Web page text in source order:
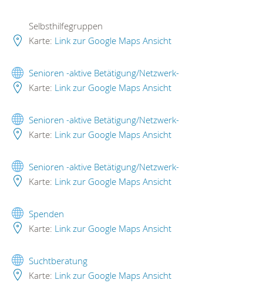
Selbsthilfegruppen
Karte: Link zur Google Maps Ansicht
Senioren -aktive Betätigung/Netzwerk-
Karte: Link zur Google Maps Ansicht
Senioren -aktive Betätigung/Netzwerk-
Karte: Link zur Google Maps Ansicht
Senioren -aktive Betätigung/Netzwerk-
Karte: Link zur Google Maps Ansicht
Spenden
Karte: Link zur Google Maps Ansicht
Suchtberatung
Karte: Link zur Google Maps Ansicht